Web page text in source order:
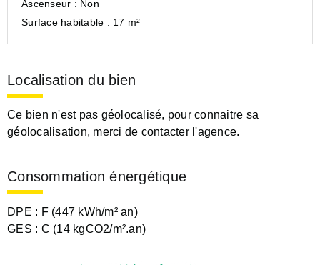
Ascenseur : Non
Surface habitable : 17 m²
Localisation du bien
Ce bien n'est pas géolocalisé, pour connaitre sa
géolocalisation, merci de contacter l'agence.
Consommation énergétique
DPE : F (447 kWh/m² an)
GES : C (14 kgCO2/m².an)